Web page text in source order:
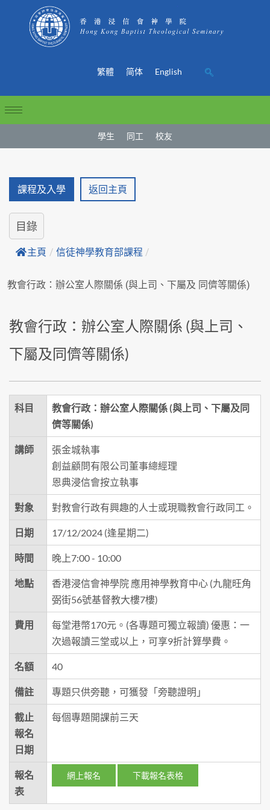
繁體 简体 English
學生 同工 校友
課程及入學 返回主頁
目錄
主頁 / 信徒神學教育部課程 /
教會行政：辦公室人際關係 (與上司、下屬及 同儕等關係)
教會行政：辦公室人際關係 (與上司、
下屬及同儕等關係)
科目
教會行政：辦公室人際關係 (與上司、下屬及同
儕等關係)
講師
張金城執事
創益顧問有限公司董事總經理
恩典浸信會按立執事
對象 對教會行政有興趣的人士或現職教會行政同工。
日期 17/12/2024 (逢星期二)
時間 晚上7:00 - 10:00
地點
香港浸信會神學院 應用神學教育中心 (九龍旺角
弼街56號基督教大樓7樓)
費用
每堂港幣170元。(各專題可獨立報讀) 優惠：一
次過報讀三堂或以上，可享9折計算學費。
名額 40
備註 專題只供旁聽，可獲發「旁聽證明」
截止
報名
日期
每個專題開課前三天
報名
表
網上報名 下載報名表格